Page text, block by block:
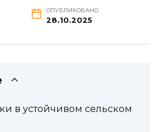
ОПУБЛИКОВАНО
28.10.2025
в устойчивом сельском